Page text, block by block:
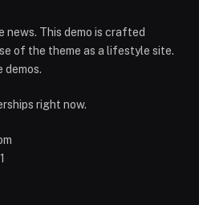
This demo is crafted
of the theme as a lifestyle site.
demos.
right now.